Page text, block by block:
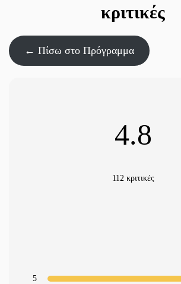
κριτικές
← Πίσω στο Πρόγραμμα
4.8
112 κριτικές
5